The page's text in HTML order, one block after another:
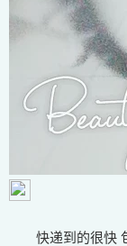
快递到的很快